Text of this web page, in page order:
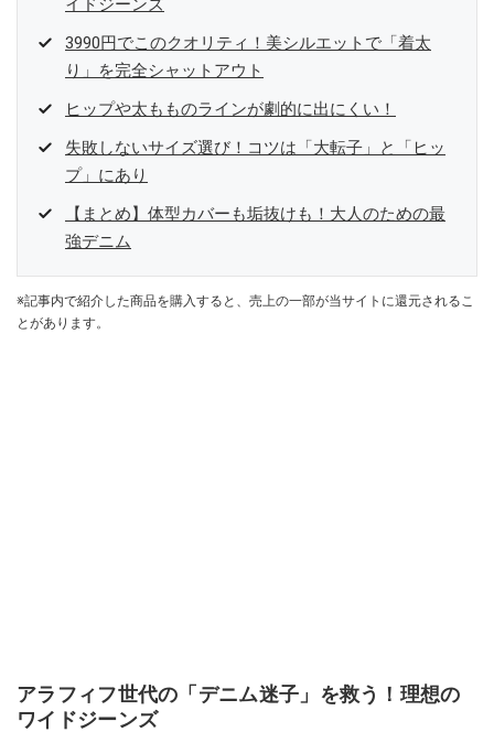
イドジーンズ
3990円でこのクオリティ！美シルエットで「着太
り」を完全シャットアウト
ヒップや太もものラインが劇的に出にくい！
失敗しないサイズ選び！コツは「大転子」と「ヒッ
プ」にあり
【まとめ】体型カバーも垢抜けも！大人のための最
強デニム
※記事内で紹介した商品を購入すると、売上の一部が当サイトに還元されるこ
とがあります。
アラフィフ世代の「デニム迷子」を救う！理想の
ワイドジーンズ